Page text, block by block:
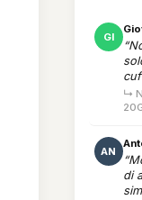
GI
↳
AN
di